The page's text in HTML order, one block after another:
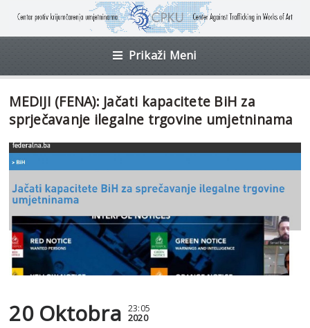
Prikaži Meni
MEDIJI (FENA): Jačati kapacitete BiH za
sprječavanje ilegalne trgovine umjetninama
20 Oktobra 23:05
2020